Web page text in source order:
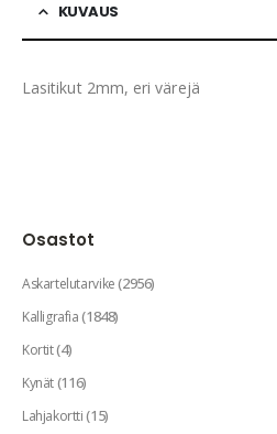
KUVAUS
Lasitikut 2mm, eri värejä
Osastot
Askartelutarvike(2956)
Kalligrafia(1848)
Kortit(4)
Kynät(116)
Lahjakortti(15)